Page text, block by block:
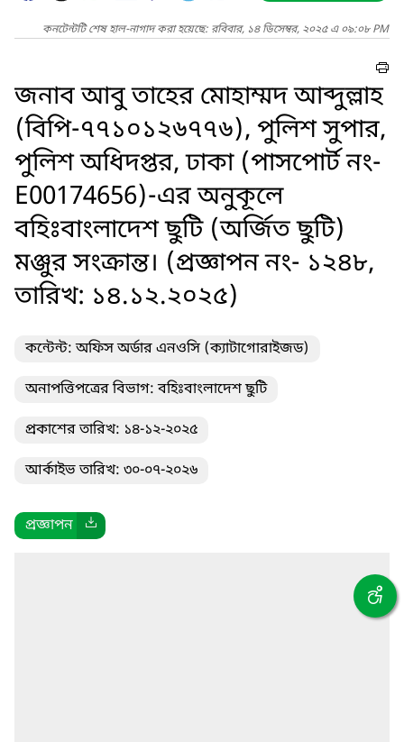
কনটেন্টটি শেষ হাল-নাগাদ করা হয়েছে: রবিবার, ১৪ ডিসেম্বর, ২০২৫ এ ০৯:০৮ PM
জনাব আবু তাহের মোহাম্মদ আব্দুল্লাহ
(বিপি-৭৭১০১২৬৭৭৬), পুলিশ সুপার,
পুলিশ অধিদপ্তর, ঢাকা (পাসপোর্ট নং-
E00174656)-এর অনুকূলে
বহিঃবাংলাদেশ ছুটি (অর্জিত ছুটি)
মঞ্জুর সংক্রান্ত। (প্রজ্ঞাপন নং- ১২৪৮,
তারিখ: ১৪.১২.২০২৫)
কন্টেন্ট: অফিস অর্ডার এনওসি (ক্যাটাগোরাইজড)
অনাপত্তিপত্রের বিভাগ: বহিঃবাংলাদেশ ছুটি
প্রকাশের তারিখ: ১৪-১২-২০২৫
আর্কাইভ তারিখ: ৩০-০৭-২০২৬
প্রজ্ঞাপন